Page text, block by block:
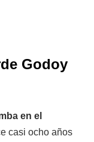
Godoy
en el
casi ocho años